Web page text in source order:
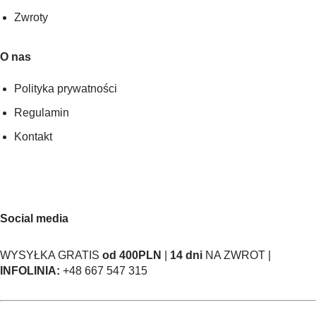
Zwroty
O nas
Polityka prywatności
Regulamin
Kontakt
Social media
WYSYŁKA GRATIS od 400PLN 14 dni NA ZWROT |
INFOLINIA: +48 667 547 315